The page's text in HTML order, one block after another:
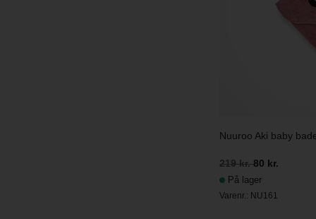
Nuuroo Aki baby
219 kr.80 kr.
På lager
Varenr.: NU161